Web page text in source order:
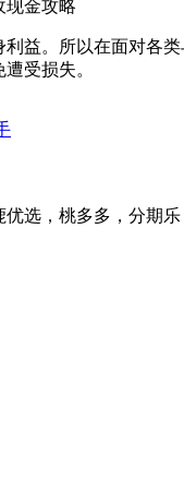
益。所以在面对各
受损失。
选，桃多多，分期